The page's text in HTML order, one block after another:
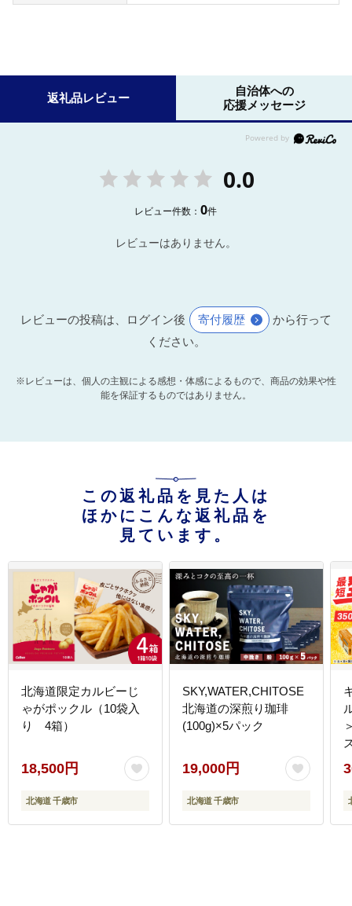
返礼品レビュー
自治体への
応援メッセージ
0.0
レビュー件数：0件
レビューはありません。
レビューの投稿は、ログイン後 寄付履歴
から行って
ください。
※レビューは、個人の主観による感想・体感によるもので、商品の効果や性
能を保証するものではありません。
この返礼品を見た人は
ほかにこんな返礼品を
見ています。
北海道限定カルビーじ
ゃがポックル（10袋入
り 4箱）
18,500円
北海道 千歳市
SKY,WATER,CHITOSE
北海道の深煎り珈琲
(100g)×5パック
19,000円
北海道 千歳市